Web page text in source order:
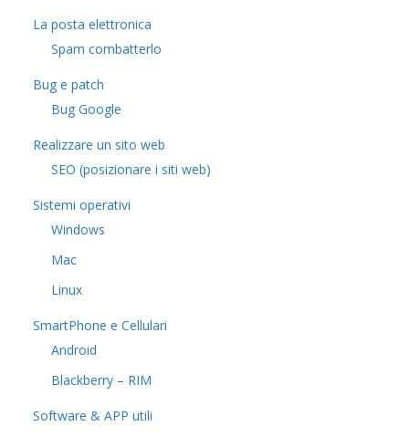
La posta elettronica
Spam combatterlo
Bug e patch
Bug Google
Realizzare un sito web
SEO (posizionare i siti web)
Sistemi operativi
Windows
Mac
Linux
SmartPhone e Cellulari
Android
Blackberry – RIM
Software & APP utili